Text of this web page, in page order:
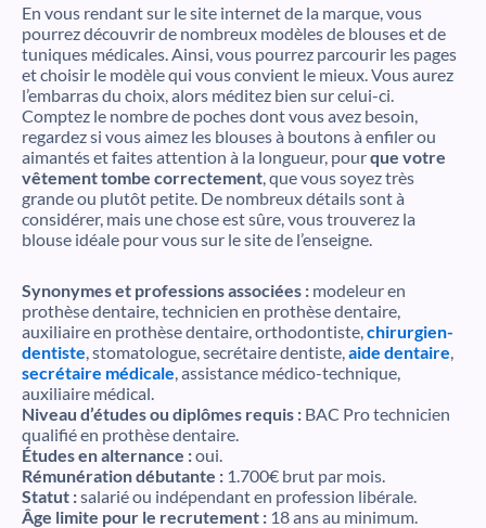
En vous rendant sur le site internet de la marque, vous
pourrez découvrir de nombreux modèles de blouses et de
tuniques médicales. Ainsi, vous pourrez parcourir les pages
et choisir le modèle qui vous convient le mieux. Vous aurez
l’embarras du choix, alors méditez bien sur celui-ci.
Comptez le nombre de poches dont vous avez besoin,
regardez si vous aimez les blouses à boutons à enfiler ou
aimantés et faites attention à la longueur, pourque votre
vêtement tombe correctement , que vous soyez très
grande ou plutôt petite. De nombreux détails sont à
considérer, mais une chose est sûre, vous trouverez la
blouse idéale pour vous sur le site de l’enseigne.
Synonymes et professions associées : modeleur en
prothèse dentaire, technicien en prothèse dentaire,
auxiliaire en prothèse dentaire, orthodontiste, chirurgien-
dentiste , stomatologue, secrétaire dentiste, aide dentaire
secrétaire médicale , assistance médico-technique,
auxiliaire médical.
Niveau d’études ou diplômes requis : BAC Pro technicien
qualifié en prothèse dentaire.
Études en alternance :oui.
Rémunération débutante : 1.700€ brut par mois.
Statut :salarié ou indépendant en profession libérale.
Âge limite pour le recrutement : 18 ans au minimum.